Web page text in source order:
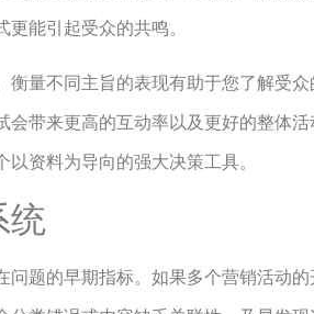
能引起受众的共鸣。
衡量不同主旨的表现有助于您了解受
会带来更高的互动率以及更好的整体
以资料为导向的强大决策工具。
统
问题的早期指标。如果多个营销活动